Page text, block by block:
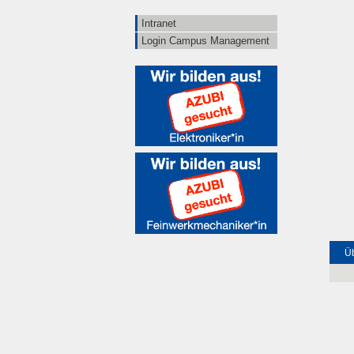
Intranet
Login Campus Management